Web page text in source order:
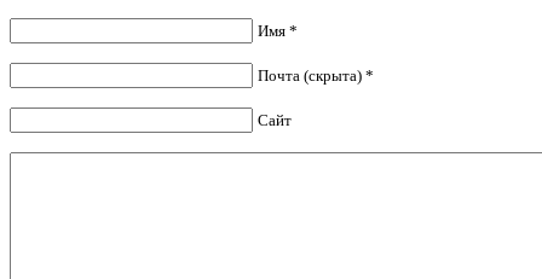
Имя *
Почта (скрыта) *
Сайт